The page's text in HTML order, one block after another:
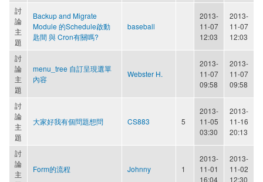
討
論
主
題
Backup and Migrate
Module 的Schedule啟動
匙間 與 Cron有關嗎?
baseball
2013-
11-07
12:03
2013-
11-07
12:03
討
論
主
題
menu_tree 自訂呈現選單
內容
Webster H.
2013-
11-07
09:58
2013-
11-07
09:58
討
論
主
題
大家好我有個問題想問 CS883 5
2013-
11-05
03:30
2013-
11-16
20:13
討
論
主
Form的流程 Johnny 1
2013-
11-01
16:04
2013-
11-02
12:30